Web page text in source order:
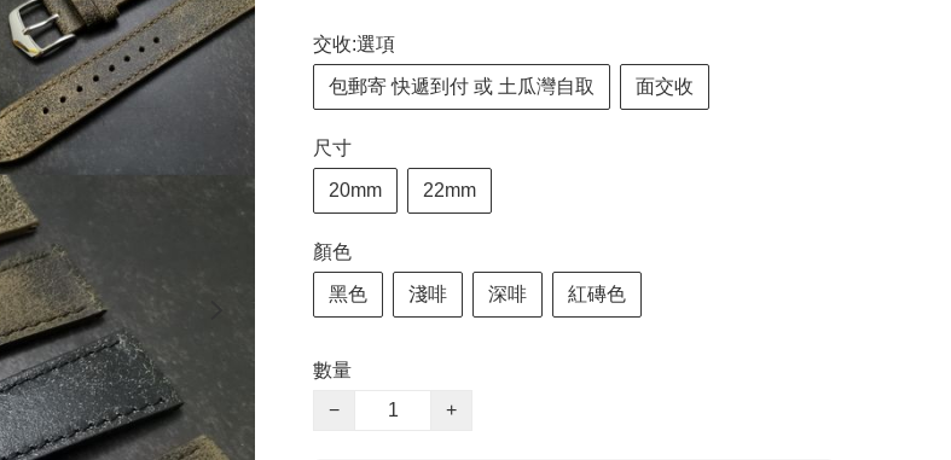
交收:選項
包郵寄 快遞到付 或 土瓜灣自取 面交收
尺寸
20mm 22mm
顏色
黑色 淺啡 深啡 紅磚色
數量
−
+